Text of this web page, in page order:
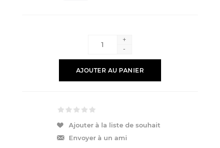
+
-
AJOUTER AU PANIER
Ajouter à la liste de souhait
Envoyer à un ami